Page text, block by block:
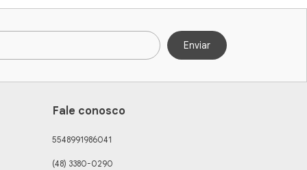
Fale conosco
5548991986041
(48) 3380-0290